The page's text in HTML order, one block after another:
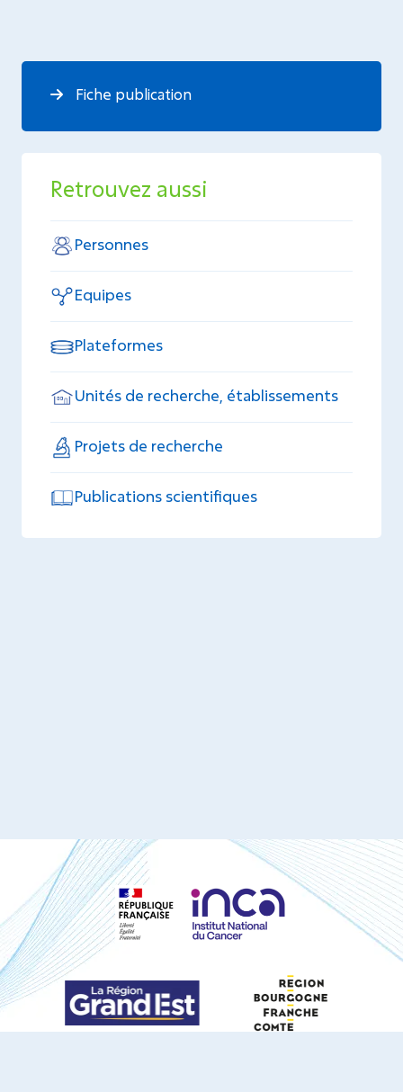
Fiche publication
Retrouvez aussi
Personnes
Equipes
Plateformes
Unités de recherche, établissements
Projets de recherche
Publications scientifiques